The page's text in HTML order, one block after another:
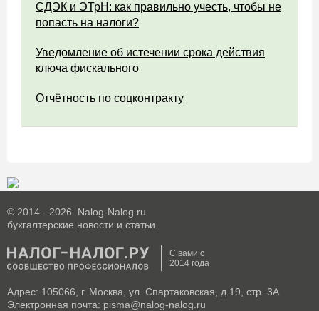
СДЭК и ЭТрН: как правильно учесть, чтобы не
попасть на налоги?
Уведомление об истечении срока действия
ключа фискального
Отчётность по соцконтракту
© 2014 - 2026. Nalog-Nalog.ru
бухгалтерские новости и статьи.
С вами с
2014 года
Адрес: 105066, г. Москва, ул. Спартаковская, д.19, стр. 3А
Электронная почта: pisma@nalog-nalog.ru